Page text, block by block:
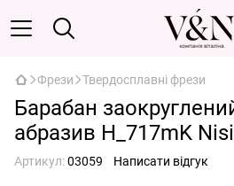
Фрези Твердосплавні фрези
Барабан
абразив H_717mK
Артикул:03059 Написати відгук